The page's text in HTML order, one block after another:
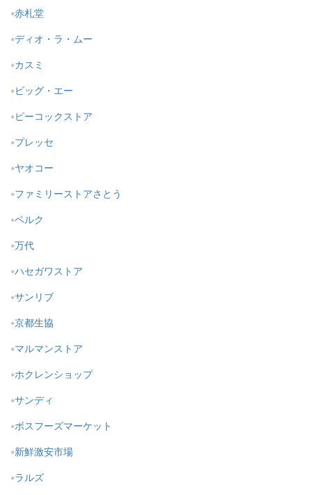
赤札堂
ディオ・ラ・ムー
カスミ
ビッグ・エー
ピーコックストア
プレッセ
ヤオコー
ファミリーストアさとう
ベルク
万代
ハセガワストア
サンリブ
京都生協
マルマンストア
ホクレンショップ
サンディ
ボスフーズマーケット
新鮮激安市場
ラルズ